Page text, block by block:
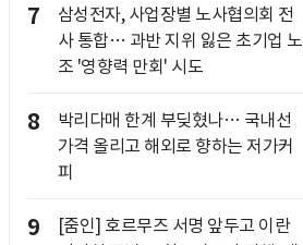
7
삼성전자, 사업장별 노사협의회 전
사 통합… 과반 지위 잃은 초기업 노
조 '영향력 만회' 시도
8
박리다매 한계 부딪혔나… 국내선
가격 올리고 해외로 향하는 저가커
피
9
[줌인] 호르무즈 서명 앞두고 이란